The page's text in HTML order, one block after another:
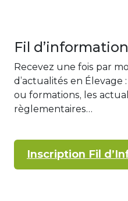
Fil
Recevez une fois par
d’actualités en
ou formations, les
règlementaires…
Inscription Fil